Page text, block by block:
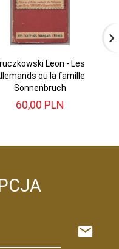
Leon - Les
ou la famille
Sonnenbruch
60,00 PLN